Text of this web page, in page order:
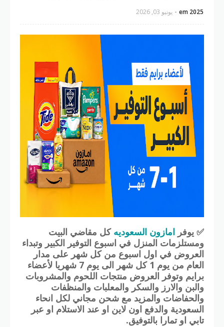
em 2025 يونيو 03, 2026
✅ يوفر امازون السعوديه كل مقاضي البيت
ومستلزمات المنزل في اسبوع التوفير الكبير وتبداء
العروض في اول اسبوع من كل شهر على مدار
العام من يوم 1 كل شهر الى يوم 7 شهريا لأعضاء
برايم وتوفر العروض منتجات اللحوم والمشروبات
والبن والارز والسكر والمعلبات والمنظفات
والحفاضات والمزيد مع شحن مجاني لكل انحاء
السعودية والدفع اون لاين او عند الاستلام او عبر
تابي او تمارا بالتوفيق.